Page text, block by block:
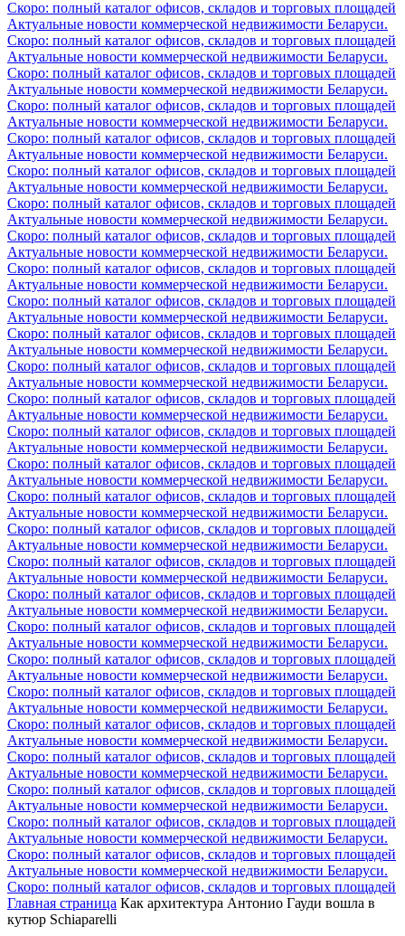
Скоро: полный каталог офисов, складов и торговых площадей
Актуальные новости коммерческой недвижимости Беларуси.
Скоро: полный каталог офисов, складов и торговых площадей
Актуальные новости коммерческой недвижимости Беларуси.
Скоро: полный каталог офисов, складов и торговых площадей
Актуальные новости коммерческой недвижимости Беларуси.
Скоро: полный каталог офисов, складов и торговых площадей
Актуальные новости коммерческой недвижимости Беларуси.
Скоро: полный каталог офисов, складов и торговых площадей
Актуальные новости коммерческой недвижимости Беларуси.
Скоро: полный каталог офисов, складов и торговых площадей
Актуальные новости коммерческой недвижимости Беларуси.
Скоро: полный каталог офисов, складов и торговых площадей
Актуальные новости коммерческой недвижимости Беларуси.
Скоро: полный каталог офисов, складов и торговых площадей
Актуальные новости коммерческой недвижимости Беларуси.
Скоро: полный каталог офисов, складов и торговых площадей
Актуальные новости коммерческой недвижимости Беларуси.
Скоро: полный каталог офисов, складов и торговых площадей
Актуальные новости коммерческой недвижимости Беларуси.
Скоро: полный каталог офисов, складов и торговых площадей
Актуальные новости коммерческой недвижимости Беларуси.
Скоро: полный каталог офисов, складов и торговых площадей
Актуальные новости коммерческой недвижимости Беларуси.
Скоро: полный каталог офисов, складов и торговых площадей
Актуальные новости коммерческой недвижимости Беларуси.
Скоро: полный каталог офисов, складов и торговых площадей
Актуальные новости коммерческой недвижимости Беларуси.
Скоро: полный каталог офисов, складов и торговых площадей
Актуальные новости коммерческой недвижимости Беларуси.
Скоро: полный каталог офисов, складов и торговых площадей
Актуальные новости коммерческой недвижимости Беларуси.
Скоро: полный каталог офисов, складов и торговых площадей
Актуальные новости коммерческой недвижимости Беларуси.
Скоро: полный каталог офисов, складов и торговых площадей
Актуальные новости коммерческой недвижимости Беларуси.
Скоро: полный каталог офисов, складов и торговых площадей
Актуальные новости коммерческой недвижимости Беларуси.
Скоро: полный каталог офисов, складов и торговых площадей
Актуальные новости коммерческой недвижимости Беларуси.
Скоро: полный каталог офисов, складов и торговых площадей
Актуальные новости коммерческой недвижимости Беларуси.
Скоро: полный каталог офисов, складов и торговых площадей
Актуальные новости коммерческой недвижимости Беларуси.
Скоро: полный каталог офисов, складов и торговых площадей
Актуальные новости коммерческой недвижимости Беларуси.
Скоро: полный каталог офисов, складов и торговых площадей
Актуальные новости коммерческой недвижимости Беларуси.
Скоро: полный каталог офисов, складов и торговых площадей
Актуальные новости коммерческой недвижимости Беларуси.
Скоро: полный каталог офисов, складов и торговых площадей
Актуальные новости коммерческой недвижимости Беларуси.
Скоро: полный каталог офисов, складов и торговых площадей
Актуальные новости коммерческой недвижимости Беларуси.
Скоро: полный каталог офисов, складов и торговых площадей
Главная страница Как архитектура Антонио Гауди вошла в
кутюр Schiaparelli